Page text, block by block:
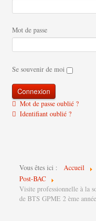
Mot de passe
Se souvenir de moi
Mot de passe oublié ?
Identifiant oublié ?
Vous êtes ici : Accueil
Post-BAC
Visite professionnelle à la
de BTS GPME 2 ème année